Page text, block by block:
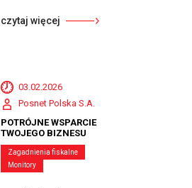
czytaj więcej
03.02.2026
Posnet Polska S.A.
POTRÓJNE WSPARCIE
TWOJEGO BIZNESU
Zagadnienia fiskalne
Monitory